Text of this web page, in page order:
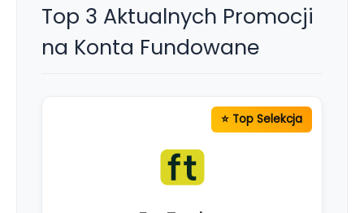
Top 3 Aktualnych Promocji
na Konta Fundowane